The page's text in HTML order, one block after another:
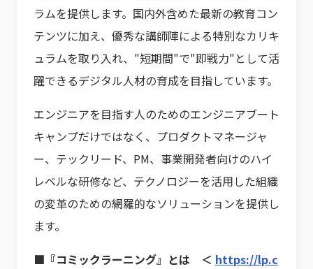
ラムを提供します。国内外含めた最新の教育コン
テンツに加え、優秀な講師陣による特別なカリキ
ュラムを取り入れ、"短期間"で"即戦力"として活
躍できるデジタル人材の育成を目指しています。
エンジニアを目指す人のためのエンジニアブート
キャンプだけではなく、プロダクトマネージャ
ー、テックリード、PM、事業開発者向けのハイ
レベルな研修など、テクノロジーを活用した組織
の変革のための網羅的なソリューションを提供し
ます。
■『コミックラーニング』とは ＜ https://lp.c